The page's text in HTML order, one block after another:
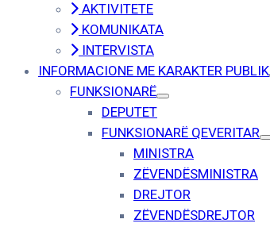
AKTIVITETE
KOMUNIKATA
INTERVISTA
INFORMACIONE ME KARAKTER PUBLIK
FUNKSIONARË
DEPUTET
FUNKSIONARË QEVERITAR
MINISTRA
ZËVENDËSMINISTRA
DREJTOR
ZËVENDËSDREJTOR